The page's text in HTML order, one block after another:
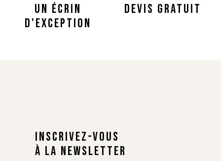
UN ÉCRIN
D'EXCEPTION
DEVIS GRATUIT
INSCRIVEZ-VOUS
À LA NEWSLETTER